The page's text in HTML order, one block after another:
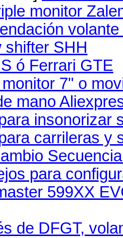
monitor
shifter SHH
ó Ferrari GTE
7" o
mano
insonorizar
carrileras y
para
599XX
de DFGT,